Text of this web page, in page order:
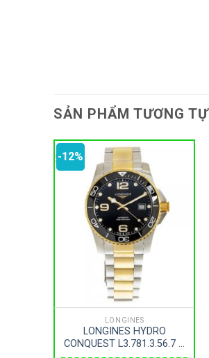
SẢN PHẨM TƯƠNG TỰ
-12%
LONGINES
LONGINES HYDRO
CONQUEST L3.781.3.56.7 –